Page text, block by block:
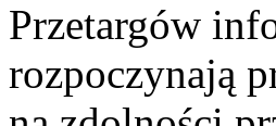
Przetargów
rozpoczynają